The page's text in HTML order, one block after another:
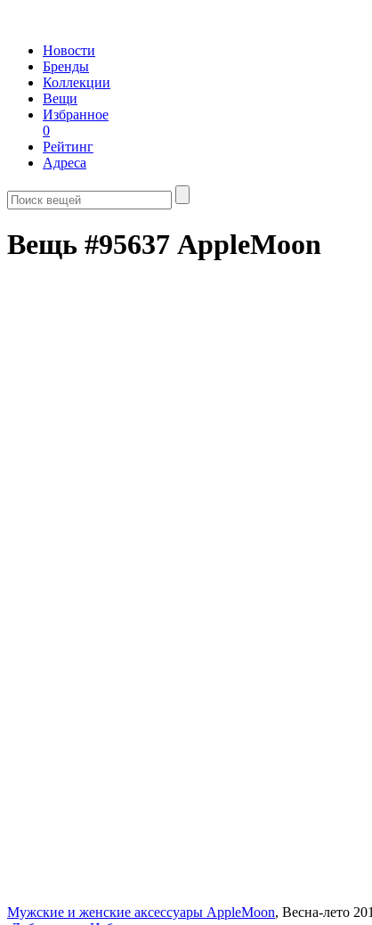
Новости
Бренды
Коллекции
Вещи
Избранное
0
Рейтинг
Адреса
Вещь #95637 AppleMoon
Мужские и женские аксессуары AppleMoon, Весна-лето